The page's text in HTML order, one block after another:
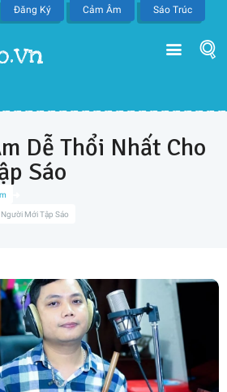
Đăng Ký Cảm Âm Sáo Trúc
Mới Tập Sáo
Dễ Thổi Nhất Cho
Sáo